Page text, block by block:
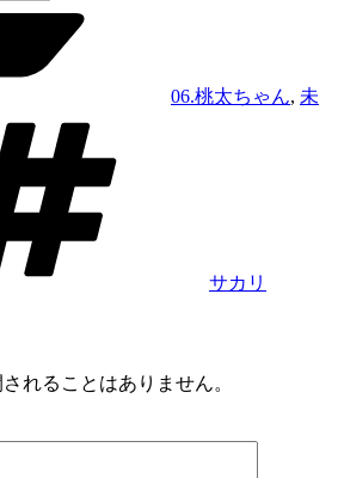
06.桃太ちゃん, 未
サカリ
れることはありません。